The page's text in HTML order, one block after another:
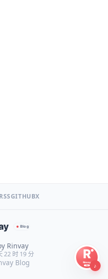
RSSGITHUBX
Rinvay
22 时 19 分
Blog ♪